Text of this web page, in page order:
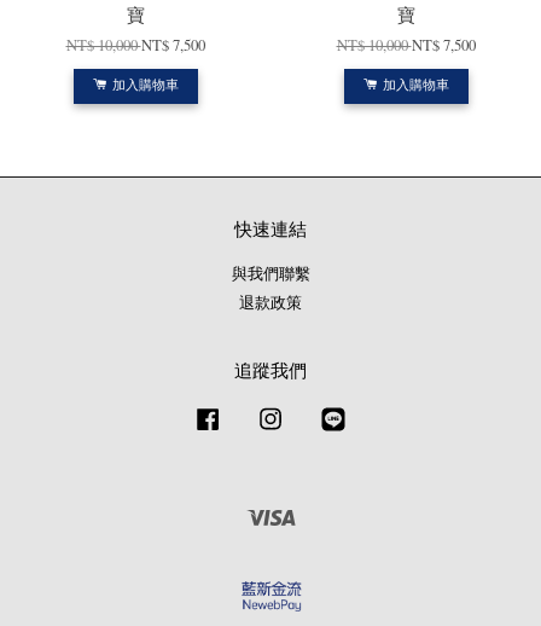
寶
NT$ 10,000NT$ 7,500
加入購物車
寶
NT$ 10,000NT$ 7,500
加入購物車
快速連結
與我們聯繫
退款政策
追蹤我們
Facebook Instagram